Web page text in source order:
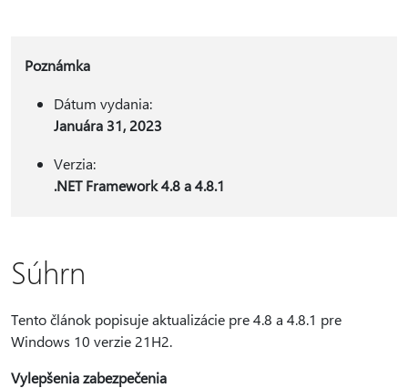
Poznámka
Dátum vydania:
Januára 31, 2023
Verzia:
.NET Framework 4.8 a 4.8.1
Súhrn
Tento článok popisuje aktualizácie pre 4.8 a 4.8.1 pre
Windows 10 verzie 21H2.
Vylepšenia zabezpečenia